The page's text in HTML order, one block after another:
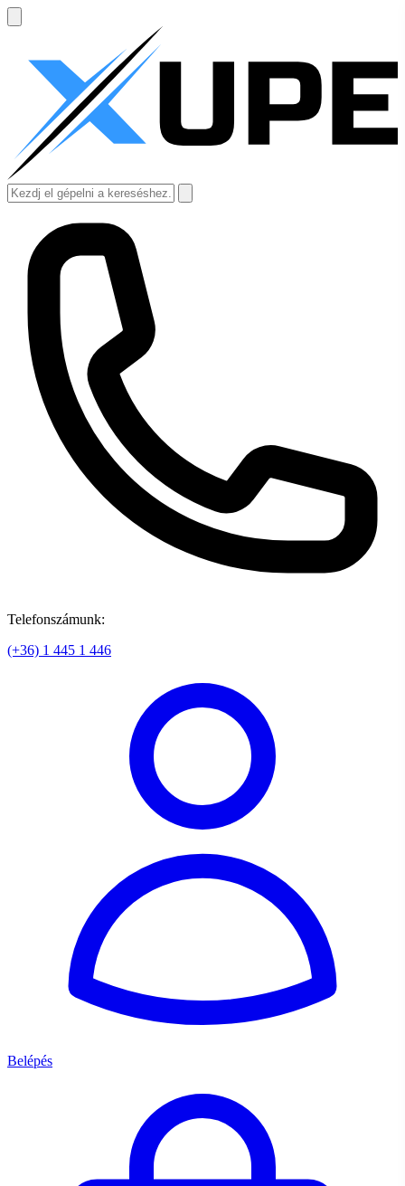
Telefonszámunk:
(+36) 1 445 1 446
Belépés